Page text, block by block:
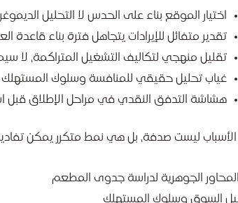
اختيار الموقع بناء على الحدس لا التحليل
تقدير متفائل للإيرادات يتجاهل فترة بناء قاعدة
تقليل منهجي لتكاليف التشغيل المتراكمة، لا
غياب تحليل حقيقي للمنافسة وسلوك
هشاشة التدفق النقدي في مراحل الإطلاق قبل
ليست صدفة، بل هي نمط متكرر يمكن
المحاور الجوهرية لدراسة جدوى المطعم